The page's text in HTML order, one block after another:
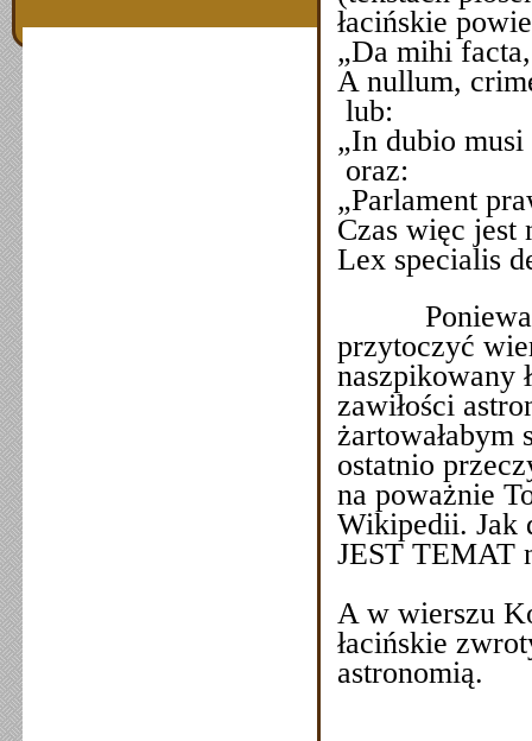
łacińskie
„Da mihi
A nullum,
lub:
„In dubio
oraz:
„Parlament
Czas więc jest
Lex specialis
przytoczyć
naszpikowany
zawiłości
żartowałabym
ostatnio
na poważnie
Wikipedii. Jak
JEST TEMAT
A w wierszu
łacińskie
astronomią.